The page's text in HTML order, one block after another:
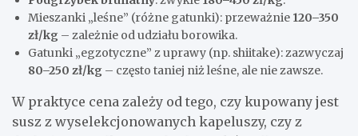
Mieszanki „leśne” (różne gatunki): przeważnie 120–350
zł/kg – zależnie od udziału borowika.
Gatunki „egzotyczne” z uprawy (np. shiitake): zazwyczaj
80–250 zł/kg – często taniej niż leśne, ale nie zawsze.
W praktyce cena zależy od tego, czy kupowany jest
susz z wyselekcjonowanych kapeluszy, czy z